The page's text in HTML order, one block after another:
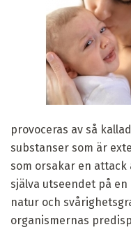
provoceras av så
substanser som är
som orsakar en
själva utseendet på
natur och
organismernas